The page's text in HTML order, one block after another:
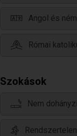
Angol és
Római
Szokások
Nem